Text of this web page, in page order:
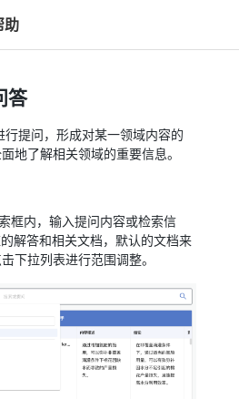
助
答
行提问，形成对某一领域内容的
地了解相关领域的重要信息。
框内，输入提问内容或检索信
解答和相关文档，默认的文档来
下拉列表进行范围调整。